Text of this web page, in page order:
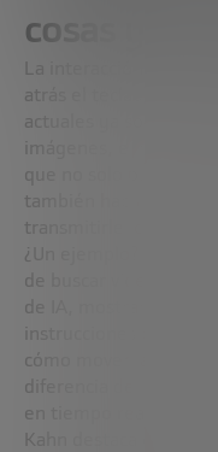
cosas y nos
La interacción con la
atrás el teclado.
actuales ya son
que no solo puedes
también hablar con la
transmitirle lo que
¿Un ejemplo?
de buscar vídeos en
de IA, mostrarle el
cómo mover la pieza y
diferencia del vídeo
en tiempo real,
Kahn destaca que